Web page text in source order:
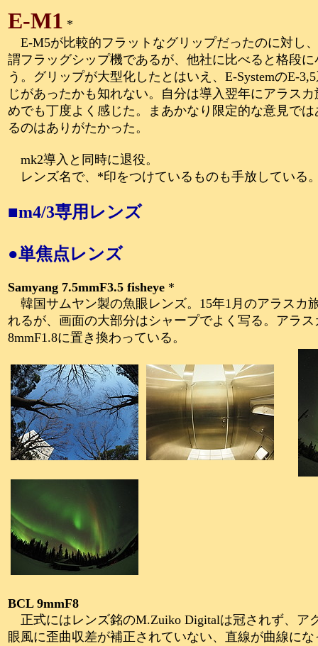
E-M1 *
E-M5が比較的フラットなグリップだったのに対し
謂フラッグシップ機であるが、他社に比べると格段
う。グリップが大型化したとはいえ、E-SystemのE-
じがあったかも知れない。自分は導入翌年にアラス
めでも丁度よく感じた。まあかなり限定的な意見で
るのはありがたかった。
mk2導入と同時に退役。
レンズ名で、*印をつけているものも手放している
■m4/3専用レンズ
●単焦点レンズ
Samyang 7.5mmF3.5 fisheye *
韓国サムヤン製の魚眼レンズ。15年1月のアラスカ
れるが、画面の大部分はシャープでよく写る。アラ
8mmF1.8に置き換わっている。
BCL 9mmF8
正式にはレンズ銘のM.Zuiko Digitalは冠されず、ア
眼風に歪曲収差が補正されていない、直線が曲線に